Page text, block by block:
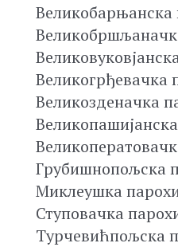
Великобарњанска
Великогрђевачка
Великозденачка
Грубишнопољска
Миклеушка
Ступовачка
Турчевићпољска